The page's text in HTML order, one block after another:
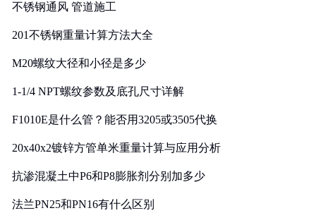
不锈钢通风 管道施工
201不锈钢重量计算方法大全
M20螺纹大径和小径是多少
1-1/4 NPT螺纹参数及底孔尺寸详解
F1010E是什么管？能否用3205或3505代换
20x40x2镀锌方管单米重量计算与应用分析
抗渗混凝土中P6和P8膨胀剂分别加多少
法兰PN25和PN16有什么区别